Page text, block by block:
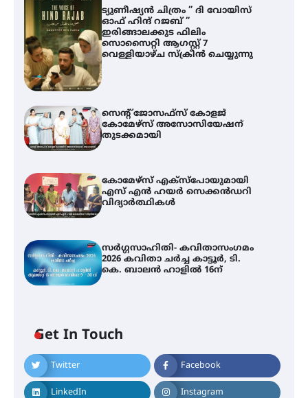
ട്യുണീഷ്യൻ ചിത്രം ” ദി വോയിസ്
ഓഫ് ഹിന്ദ് റജബ് ”
ഇരിങ്ങാലക്കുട ഫിലിം
സൊസൈറ്റി ആഗസ്റ്റ് 7
വെള്ളിയാഴ്ച സ്‌ക്രീൻ ചെയ്യുന്നു
സെന്റ് ജോസഫ്സ് കോളജ്
കോമേഴ്‌സ് അസോസിയേഷന്
തുടക്കമായി
കോമേഴ്സ് എക്സ്പോയുമായി
എസ് എൻ ഹയർ സെക്കൻഡറി
വിദ്യാർത്ഥികൾ
സർഗ്ഗസാഹിതി- കവിതാസംഗമം
2026 കവിതാ ചർച്ച കാട്ടൂർ, ടി.
കെ. ബാലൻ ഹാളിൽ 16ന്
Get In Touch
Twitter Facebook
LinkedIn Instagram